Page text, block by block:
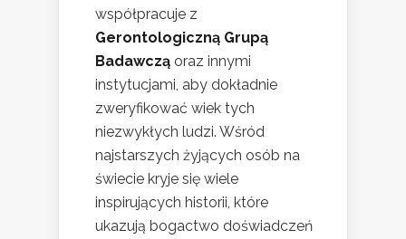
współpracuje z
Gerontologiczną Grupą
Badawczą oraz innymi
instytucjami, aby dokładnie
zweryfikować wiek tych
niezwykłych ludzi. Wśród
najstarszych żyjących osób na
świecie kryje się wiele
inspirujących historii, które
ukazują bogactwo doświadczeń